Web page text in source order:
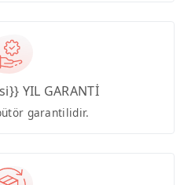
YIL GARANTİ
garantilidir.